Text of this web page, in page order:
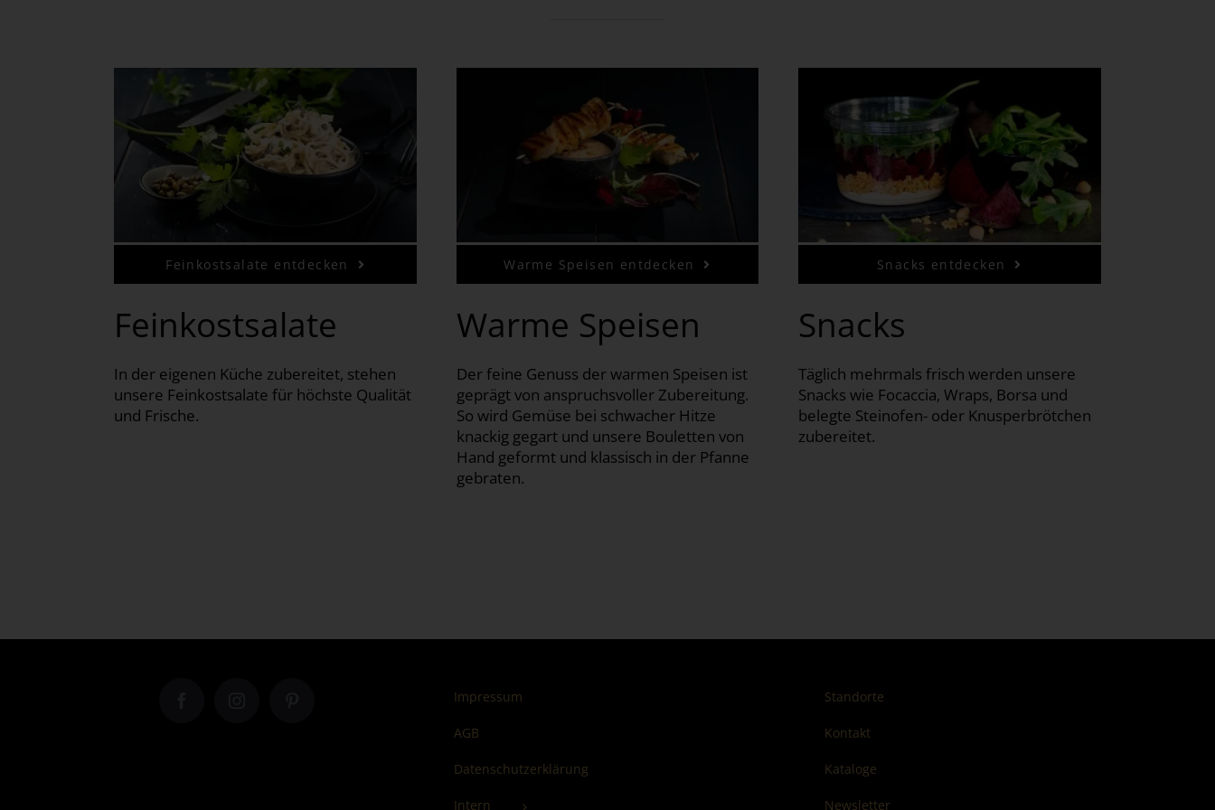
Feinkostsalate entdecken
Feinkostsalate
In der eigenen Küche zubereitet, stehen
unsere Feinkostsalate für höchste Qualität
und Frische.
Warme Speisen entdecken
Warme Speisen
Der feine Genuss der warmen Speisen ist
geprägt von anspruchsvoller Zubereitung.
So wird Gemüse bei schwacher Hitze
knackig gegart und unsere Bouletten von
Hand geformt und klassisch in der Pfanne
gebraten.
Snacks entdecken
Snacks
Täglich mehrmals frisch werden unsere
Snacks wie Focaccia, Wraps, Borsa und
belegte Steinofen- oder Knusperbrötchen
zubereitet.
Impressum
AGB
Datenschutzerklärung
Intern
Standorte
Kontakt
Kataloge
Newsletter